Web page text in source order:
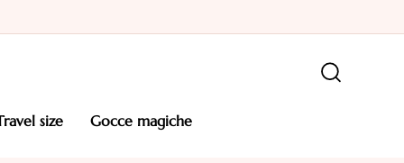
travel size gocce magiche